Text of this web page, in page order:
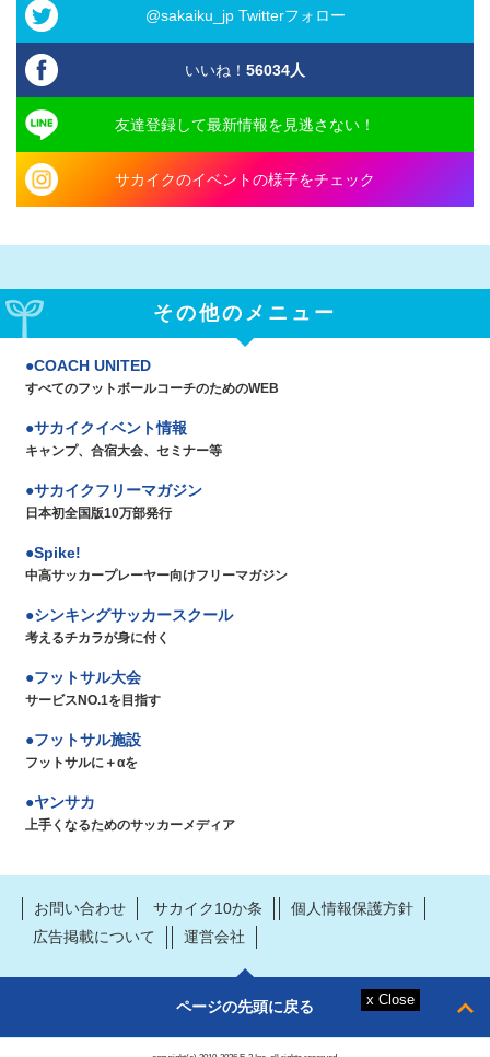
@sakaiku_jp Twitterフォロー
いいね！ 56034人
友達登録して最新情報を見逃さない！
サカイクのイベントの様子をチェック
その他のメニュー
COACH UNITED
すべてのフットボールコーチのためのWEB
サカイクイベント情報
キャンプ、合宿大会、セミナー等
サカイクフリーマガジン
日本初全国版10万部発行
Spike!
中高サッカープレーヤー向けフリーマガジン
シンキングサッカースクール
考えるチカラが身に付く
フットサル大会
サービスNO.1を目指す
フットサル施設
フットサルに＋αを
ヤンサカ
上手くなるためのサッカーメディア
お問い合わせ サカイク10か条
個人情報保護方針
広告掲載について
運営会社
ページの先頭に戻る